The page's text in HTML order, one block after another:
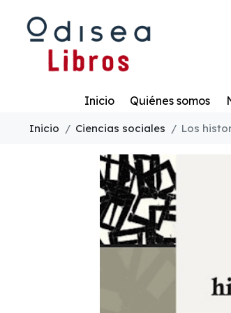
Inicio Quiénes somos
Inicio Ciencias sociales Los